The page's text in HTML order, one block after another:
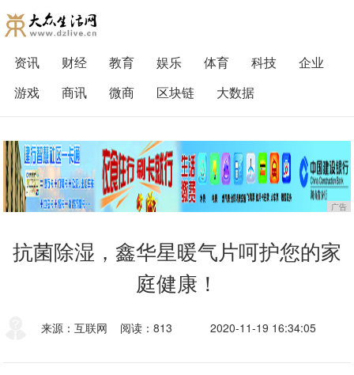
资讯 财经 教育 娱乐 体育 科技
企业
游戏
商讯 微商 区块链 大数据
广告
抗菌除湿，鑫华星暖气片呵护您的家
庭健康！
来源：互联网 阅读：813 2020-11-19 16:34:05